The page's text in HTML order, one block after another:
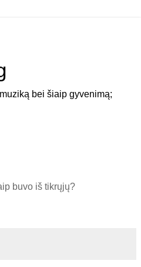
bei šiaip gyvenimą;
buvo iš tikrųjų?